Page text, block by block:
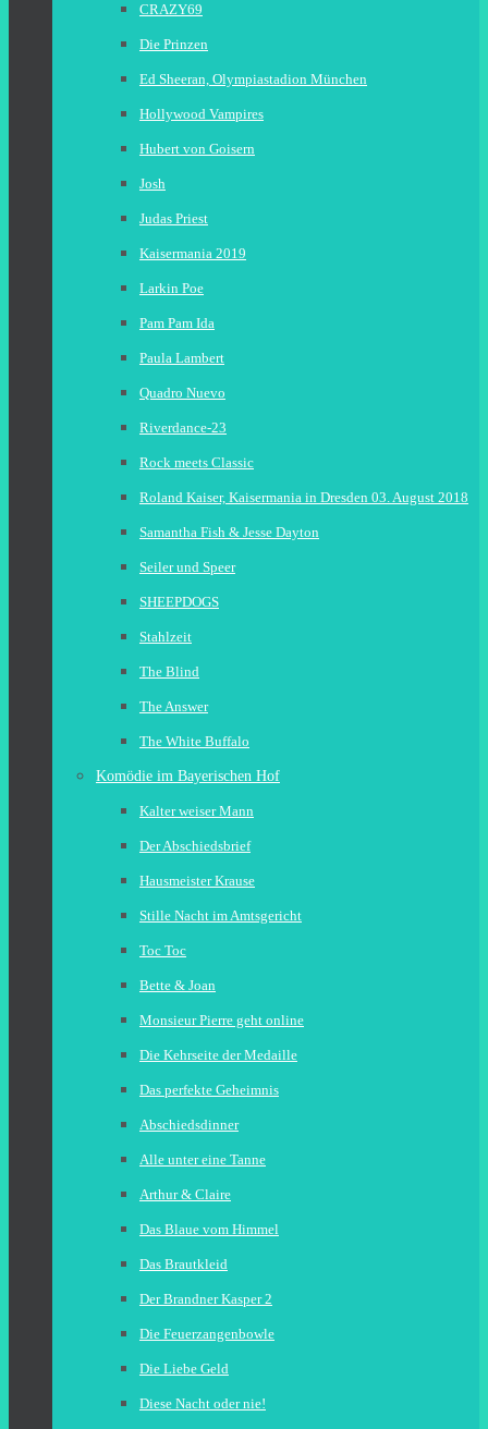
CRAZY69
Die Prinzen
Ed Sheeran, Olympiastadion München
Hollywood Vampires
Hubert von Goisern
Josh
Judas Priest
Kaisermania 2019
Larkin Poe
Pam Pam Ida
Paula Lambert
Quadro Nuevo
Riverdance-23
Rock meets Classic
Roland Kaiser, Kaisermania in Dresden 03. August 2018
Samantha Fish & Jesse Dayton
Seiler und Speer
SHEEPDOGS
Stahlzeit
The Blind
The Answer
The White Buffalo
Komödie im Bayerischen Hof
Kalter weiser Mann
Der Abschiedsbrief
Hausmeister Krause
Stille Nacht im Amtsgericht
Toc Toc
Bette & Joan
Monsieur Pierre geht online
Die Kehrseite der Medaille
Das perfekte Geheimnis
Abschiedsdinner
Alle unter eine Tanne
Arthur & Claire
Das Blaue vom Himmel
Das Brautkleid
Der Brandner Kasper 2
Die Feuerzangenbowle
Die Liebe Geld
Diese Nacht oder nie!